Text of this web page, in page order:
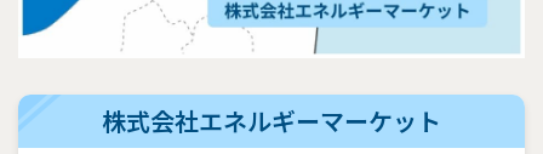
株式会社エネルギーマーケット